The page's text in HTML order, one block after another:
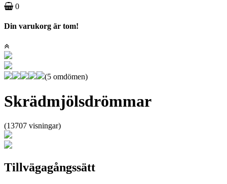
0
Din varukorg är tom!
(5 omdömen)
Skrädmjölsdrömmar
(13707 visningar)
Tillvägagångssätt